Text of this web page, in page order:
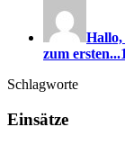
Hallo,
zum ersten...
Schlagworte
Einsätze